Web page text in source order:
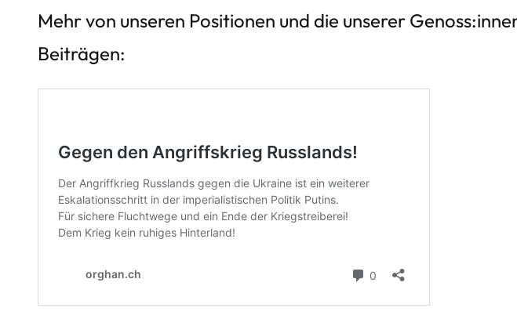
Mehr von unseren Positionen und die unserer
Beiträgen: